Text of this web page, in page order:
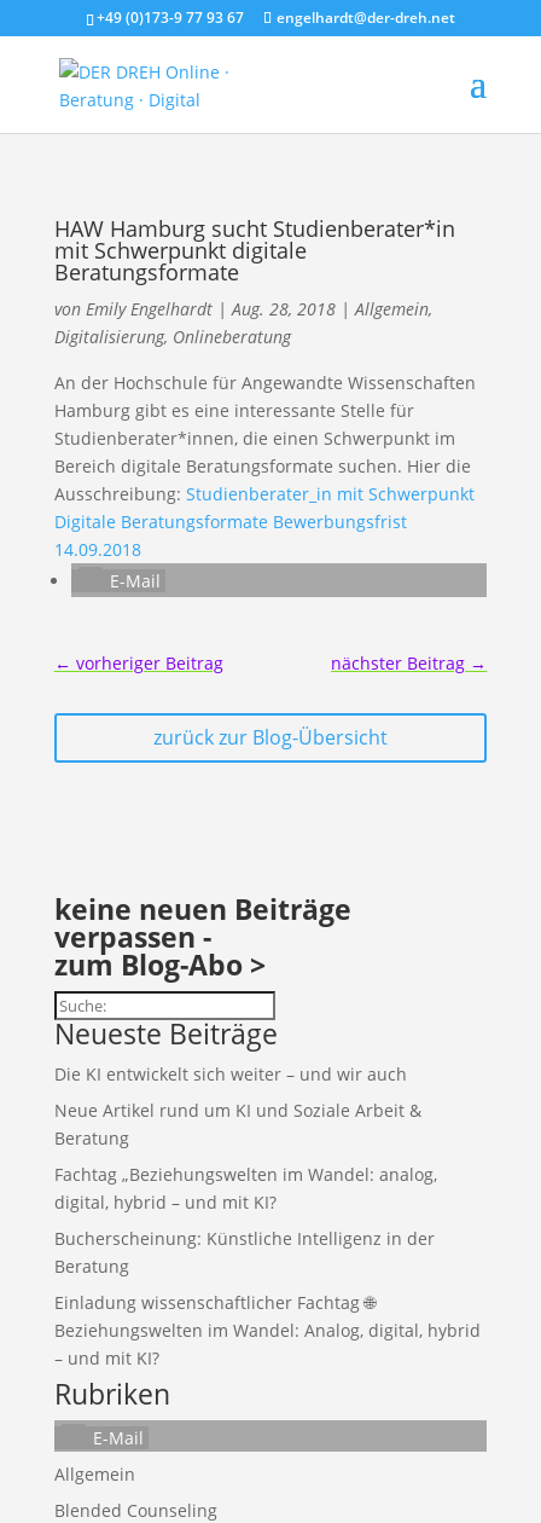
+49 (0)173-9 77 93 67 engelhardt@der-dreh.net
HAW Hamburg sucht Studienberater*in
mit Schwerpunkt digitale
Beratungsformate
von Emily Engelhardt|Aug. 28, 2018|Allgemein,
Digitalisierung, Onlineberatung
An der Hochschule für Angewandte Wissenschaften
Hamburg gibt es eine interessante Stelle für
Studienberater*innen, die einen Schwerpunkt im
Bereich digitale Beratungsformate suchen. Hier die
Ausschreibung: Studienberater_in mit Schwerpunkt
Digitale Beratungsformate Bewerbungsfrist
14.09.2018
E-Mail
← vorheriger Beitrag nächster Beitrag →
zurück zur Blog-Übersicht
keine neuen Beiträge
verpassen -
zum Blog-Abo >
Suchen
Neueste Beiträge
Die KI entwickelt sich weiter – und wir auch
Neue Artikel rund um KI und Soziale Arbeit &
Beratung
Fachtag „Beziehungswelten im Wandel: analog,
digital, hybrid – und mit KI?
Bucherscheinung: Künstliche Intelligenz in der
Beratung
Einladung wissenschaftlicher Fachtag 🌐
Beziehungswelten im Wandel: Analog, digital, hybrid
– und mit KI?
Rubriken
E-Mail
Allgemein
Blended Counseling